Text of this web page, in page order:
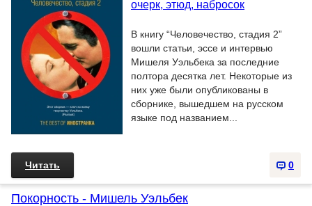
очерк, этюд, набросок
В книгу “Человечество, стадия 2”
вошли статьи, эссе и интервью
Мишеля Уэльбека за последние
полтора десятка лет. Некоторые из
них уже были опубликованы в
сборнике, вышедшем на русском
языке под названием...
0
Читать
Покорность - Мишель Уэльбек